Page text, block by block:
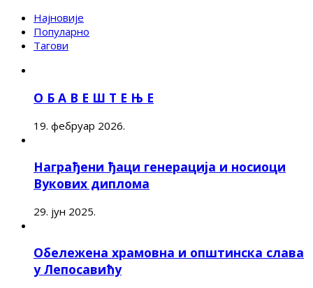
Најновије
Популарно
Тагови
О Б А В Е Ш Т Е Њ Е
19. фебруар 2026.
Награђени ђаци генерација и носиоци
Вукових диплома
29. јун 2025.
Обележена храмовна и општинска слава
у Лепосавићу